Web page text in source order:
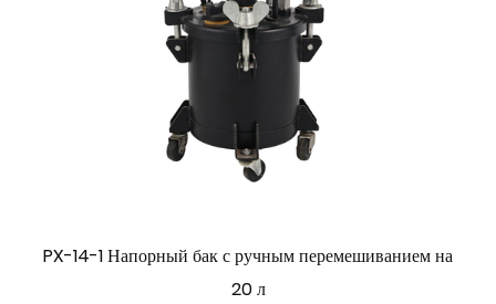
PX-14-1 Напорный бак с ручным перемешиванием на
20 л